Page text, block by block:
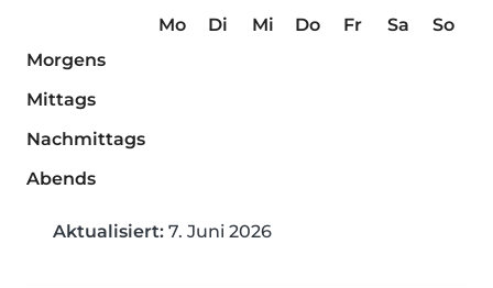
Mo Di Mi Do Fr Sa
So
Morgens
Mittags
Nachmittags
Abends
Aktualisiert: 7. Juni 2026